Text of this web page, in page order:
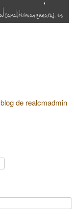
blog de realcmadmin